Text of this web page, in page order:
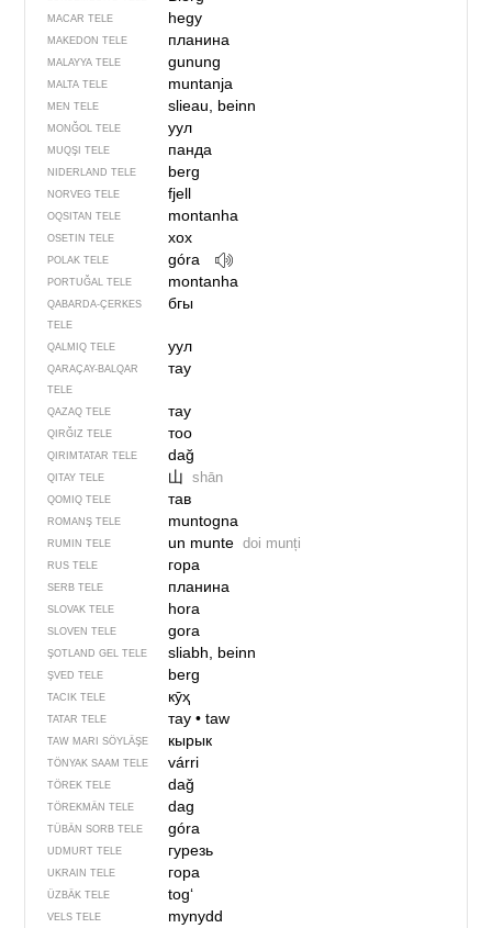
MACAR TELE hegy
MAKEDON TELE планина
MALAYYA TELE gunung
MALTA TELE muntanja
MEN TELE slieau, beinn
MONĞOL TELE уул
MUQŞI TELE панда
NIDERLAND TELE berg
NORVEG TELE fjell
OQSITAN TELE montanha
OSETIN TELE хох
POLAK TELE góra
PORTUĞAL TELE montanha
QABARDA-ÇERKES
TELE
бгы
QALMIQ TELE уул
QARAÇAY-BALQAR
TELE
тау
QAZAQ TELE тау
QIRĞIZ TELE тоо
QIRIMTATAR TELE dağ
QITAY TELE 山 shān
QOMIQ TELE тав
ROMANŞ TELE muntogna
RUMIN TELE un munte doi munți
RUS TELE гора
SERB TELE планина
SLOVAK TELE hora
SLOVEN TELE gora
ŞOTLAND GEL TELE sliabh, beinn
ŞVED TELE berg
TACIK TELE кӯҳ
TATAR TELE тау• taw
TAW MARI SÖYLÄŞE кырык
TÖNYAK SAAM TELE várri
TÖREK TELE dağ
TÖREKMÄN TELE dag
TÜBÄN SORB TELE góra
UDMURT TELE гурезь
UKRAIN TELE гора
ÜZBÄK TELE togʻ
VELS TELE mynydd